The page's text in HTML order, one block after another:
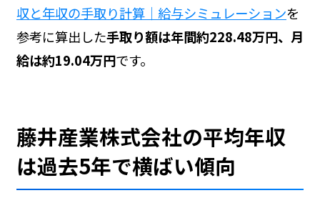
収と年収の手取り計算｜給与シミュレーションを
参考に算出した手取り額は年間約228.48万円、月
給は約19.04万円です。
藤井産業株式会社の平均年収
は過去5年で横ばい傾向